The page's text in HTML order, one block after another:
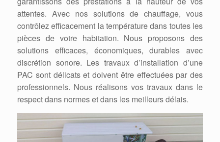
attentes. Avec nos solutions de chauffage, vous
contrôlez efficacement la température dans toutes les
pièces de votre habitation. Nous proposons des
solutions efficaces, économiques, durables avec
discrétion sonore. Les travaux d’installation d’une
PAC sont délicats et doivent être effectuées par des
professionnels. Nous réalisons vos travaux dans le
respect dans normes et dans les meilleurs délais.